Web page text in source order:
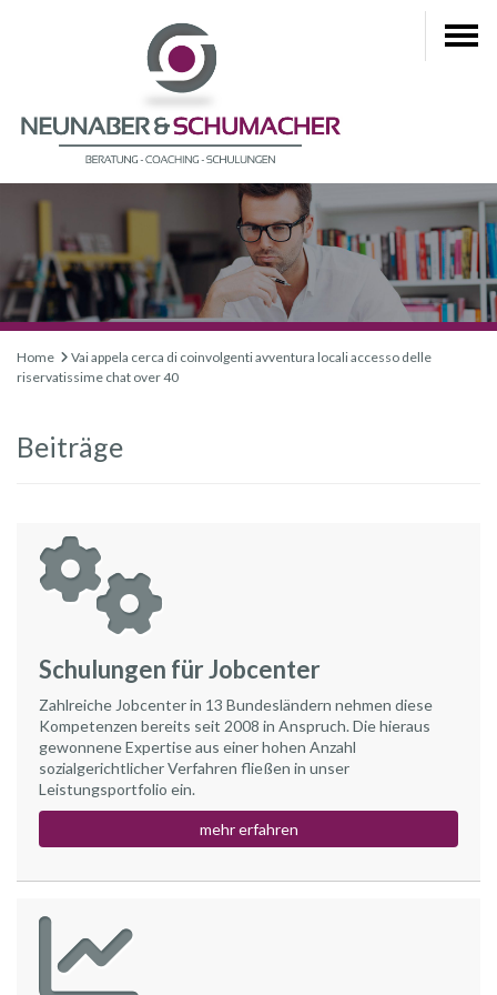
Home
Vai appela cerca di coinvolgenti avventura locali accesso delle
riservatissime chat over 40
Beiträge
Schulungen für Jobcenter
Zahlreiche Jobcenter in 13 Bundesländern nehmen diese
Kompetenzen bereits seit 2008 in Anspruch. Die hieraus
gewonnene Expertise aus einer hohen Anzahl
sozialgerichtlicher Verfahren fließen in unser
Leistungsportfolio ein.
mehr erfahren